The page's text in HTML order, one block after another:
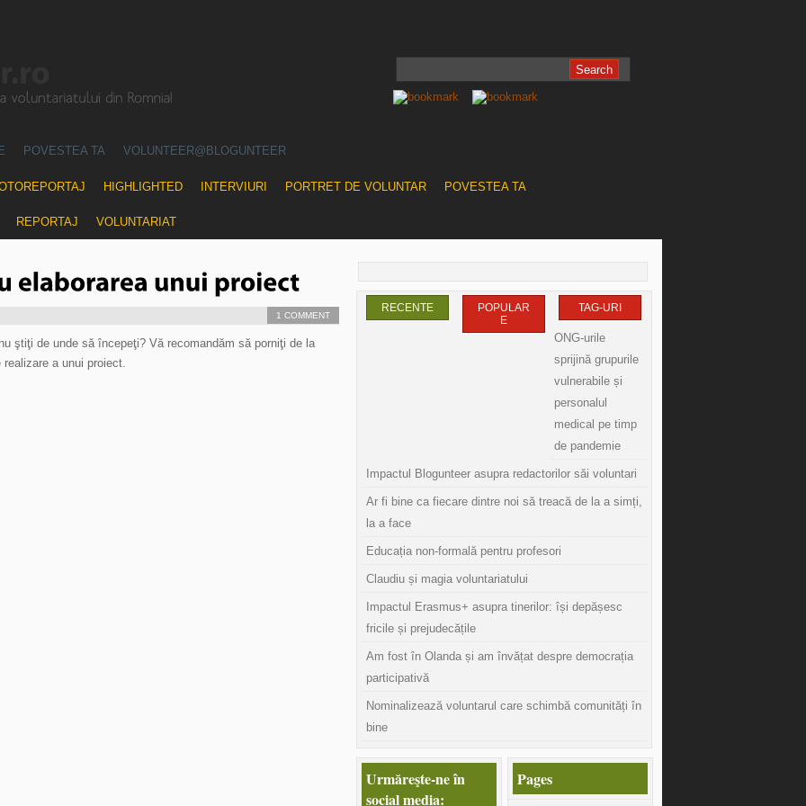
POVESTEA TA VOLUNTEER@BLOGUNTEER
HIGHLIGHTED INTERVIURI PORTRET DE VOLUNTAR POVESTEA TA
REPORTAJ VOLUNTARIAT
1 COMMENT
ştiţi de unde să începeţi? Vă recomandăm să porniţi de la
a unui proiect.
RECENTE
POPULAR
E
TAG-URI
ONG-urile
sprijină grupurile
vulnerabile și
personalul
medical pe timp
de pandemie
Impactul Blogunteer asupra redactorilor săi voluntari
Ar fi bine ca fiecare dintre noi să treacă de la a simți,
la a face
Educația non-formală pentru profesori
Claudiu și magia voluntariatului
Impactul Erasmus+ asupra tinerilor: își depășesc
fricile și prejudecățile
Am fost în Olanda și am învățat despre democrația
participativă
Nominalizează voluntarul care schimbă comunități în
bine
Urmăreşte-ne în
social media:
Pages